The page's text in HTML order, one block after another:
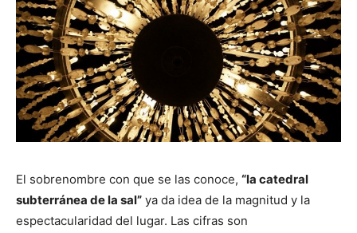
El sobrenombre con que se las conoce, “la catedral
subterránea de la sal” ya da idea de la magnitud y la
espectacularidad del lugar. Las cifras son